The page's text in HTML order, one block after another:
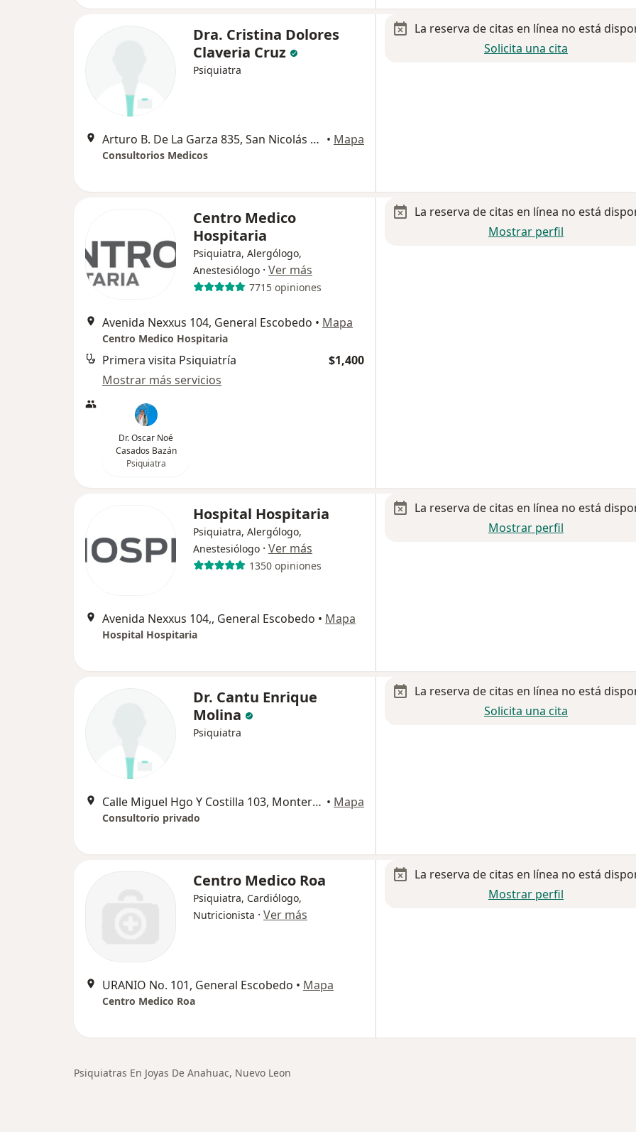
Dra. Cristina Dolores
Claveria Cruz
Psiquiatra
Arturo B. De La Garza 835, San Nicolás de los Garza • Mapa
Consultorios Medicos
La reserva de citas en línea no está
Solicita una cita
Centro Medico
Hospitaria
Psiquiatra, Alergólogo,
Anestesiólogo · Ver más
7715 opiniones
Avenida Nexxus 104, General Escobedo • Mapa
Centro Medico Hospitaria
Primera visita Psiquiatría
$1,400
Mostrar más servicios
Dr. Oscar Noé
Casados Bazán
Psiquiatra
La reserva de citas en línea no está
Mostrar perfil
Hospital Hospitaria
Psiquiatra, Alergólogo,
Anestesiólogo · Ver más
1350 opiniones
Avenida Nexxus 104,, General Escobedo • Mapa
Hospital Hospitaria
La reserva de citas en línea no está
Mostrar perfil
Dr. Cantu Enrique
Molina
Psiquiatra
Calle Miguel Hgo Y Costilla 103, Monterrey • Mapa
Consultorio privado
La reserva de citas en línea no está
Solicita una cita
Centro Medico Roa
Psiquiatra, Cardiólogo,
Nutricionista · Ver más
URANIO No. 101, General Escobedo • Mapa
Centro Medico Roa
La reserva de citas en línea no está
Mostrar perfil
Psiquiatras En Joyas De Anahuac, Nuevo Leon